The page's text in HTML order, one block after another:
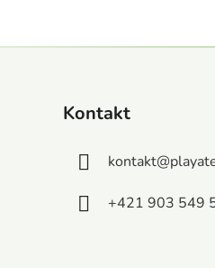
Kontakt
kontakt@
+421 903 549